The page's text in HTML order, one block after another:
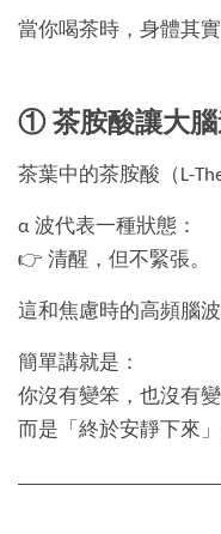
當你喝茶時，身體其
① 茶胺酸讓大腦
茶葉中的茶胺酸（L-
α 波代表一種狀態：
👉 清醒，但不緊張。
這和焦慮時的高頻腦波
簡單講就是：
你沒有變笨，也沒有變
而是「終於安靜下來」